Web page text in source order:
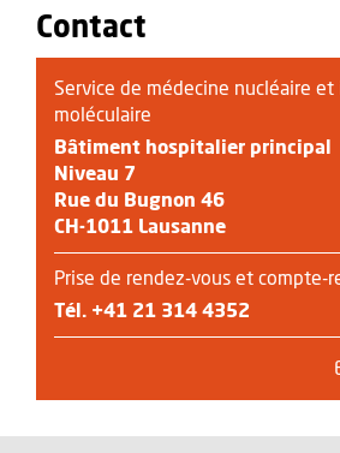
Contact
Service de médecine nucléaire et
moléculaire
Bâtiment hospitalier principal
Niveau 7
Rue du Bugnon 46
CH-1011 Lausanne
Prise de rendez-vous et compte-
Tél. +41 21 314 4352